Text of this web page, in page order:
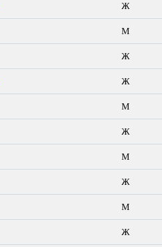
Ж
М
Ж
Ж
М
Ж
М
Ж
М
Ж